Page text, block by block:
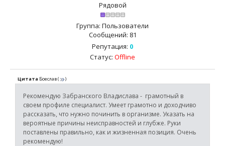
Рядовой
Группа: Пользователи
Сообщений: 81
Репутация: 0
Статус: Offline
Цитата Боеслав( )
Рекомендую Забранского Владислава - грамотный в
своем профиле специалист. Умеет грамотно и доходчиво
рассказать, что нужно починить в организме. Указать на
вероятные причины неисправностей и глубже. Руки
поставлены правильно, как и жизненная позиция. Очень
рекомендую!